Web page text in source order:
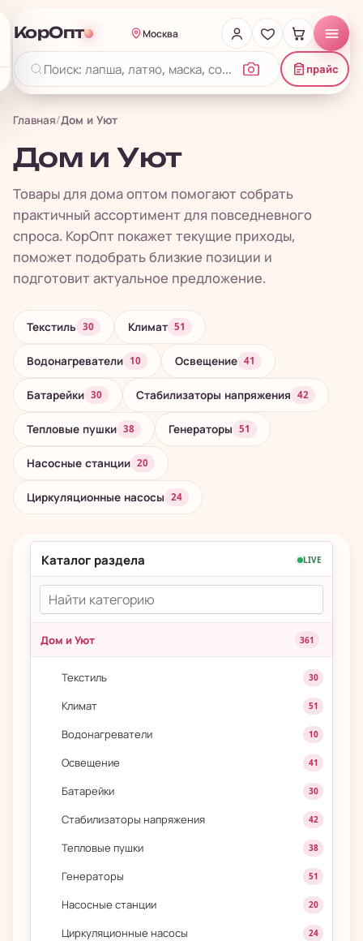
КорОпт Москва
прайс
Главная/Дом и Уют
Дом и Уют
Товары для дома оптом помогают собрать
практичный ассортимент для повседневного
спроса. КорОпт покажет текущие приходы,
поможет подобрать близкие позиции и
подготовит актуальное предложение.
Текстиль 30 Климат 51
Водонагреватели 10 Освещение 41
Батарейки 30 Стабилизаторы напряжения 42
Тепловые пушки 38 Генераторы 51
Насосные станции 20
Циркуляционные насосы 24
Каталог раздела LIVE
Дом и Уют 361
Текстиль 30
Климат 51
Водонагреватели 10
Освещение 41
Батарейки 30
Стабилизаторы напряжения 42
Тепловые пушки 38
Генераторы 51
Насосные станции 20
Циркуляционные насосы 24